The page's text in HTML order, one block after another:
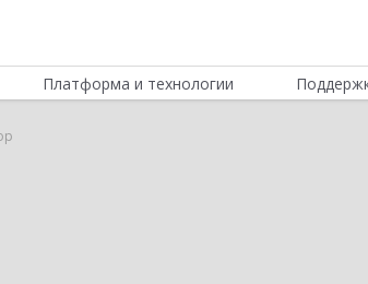
Платформа и технологии